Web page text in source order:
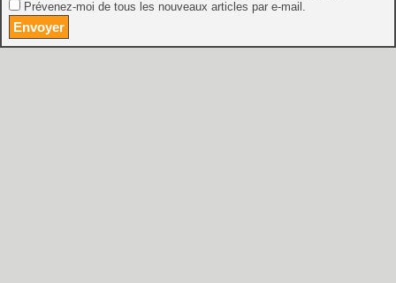
Prévenez-moi de tous les nouveaux articles par e-mail.